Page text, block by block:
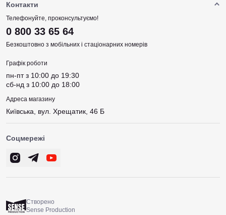
Контакти
Телефонуйте, проконсультуємо!
0 800 33 65 64
Безкоштовно з мобільних і стаціонарних номерів
Графік роботи
пн-пт з 10:00 до 19:30
сб-нд з 10:00 до 18:00
Адреса магазину
Київська, вул. Хрещатик, 46 Б
Соцмережі
Створено
Sense Production